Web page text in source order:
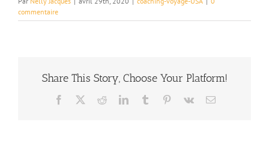
commentaire
Share This Story, Choose Your Platform!
Facebook RedditLinkedInTumblr Pinterest
Vk Email